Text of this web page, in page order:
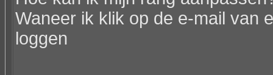
Waneer ik klik op de e-mail van
loggen